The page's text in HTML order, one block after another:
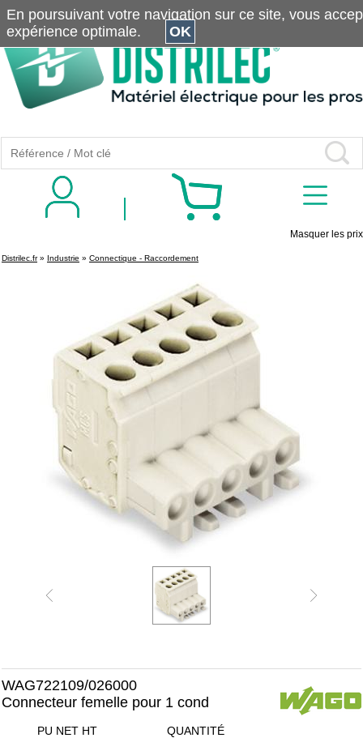
Masquer les prix
Distrilec.fr» Industrie » Connectique - Raccordement
WAG722109/026000
Connecteur femelle pour 1 cond
PU NET HT QUANTITÉ
En poursuivant votre navigation sur ce site, vous
expérience optimale.
OK